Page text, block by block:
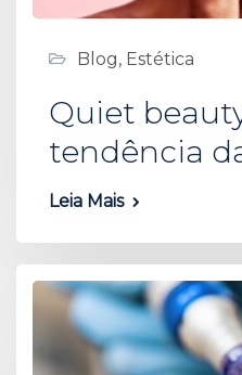
Blog, Estética
Quiet
tendência
Leia Mais